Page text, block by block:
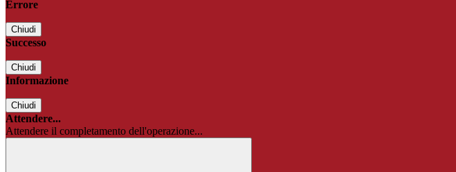
Errore
Chiudi
Successo
Chiudi
Informazione
Chiudi
Attendere...
Attendere il completamento dell'operazione...